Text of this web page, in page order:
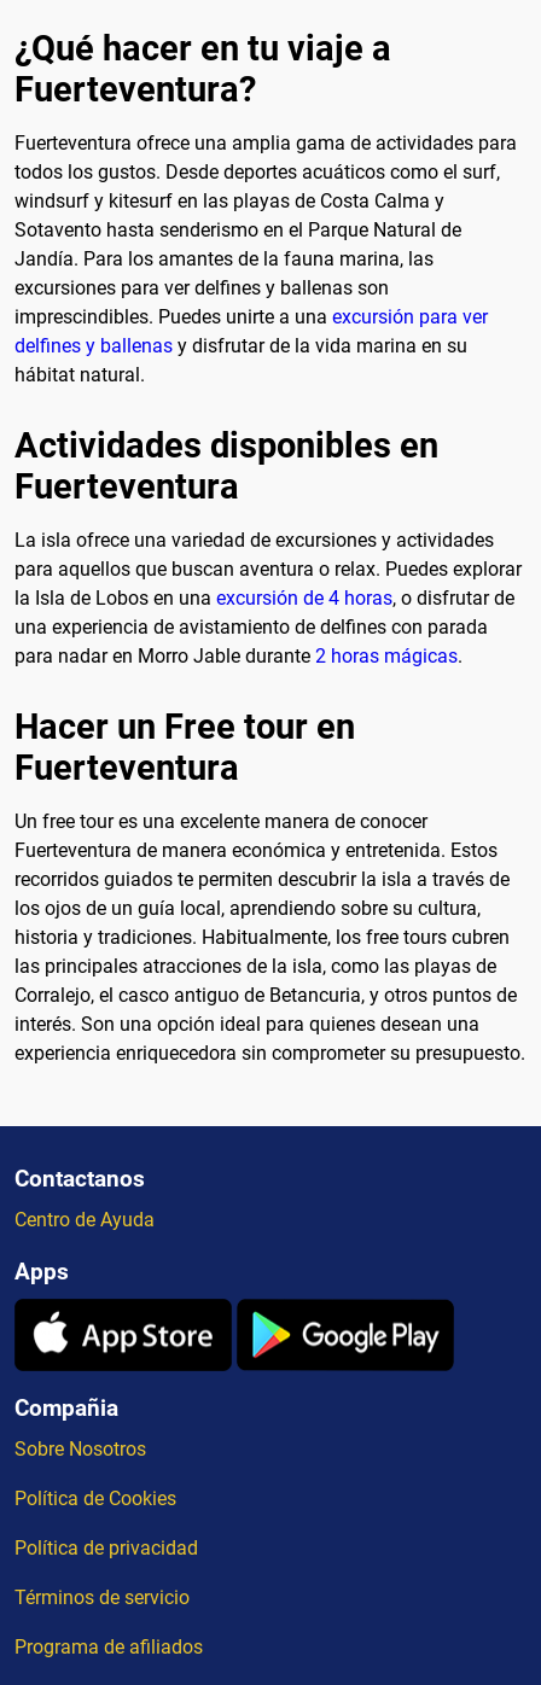
¿Qué hacer en tu viaje a
Fuerteventura?
Fuerteventura ofrece una amplia gama de actividades para
todos los gustos. Desde deportes acuáticos como el surf,
windsurf y kitesurf en las playas de Costa Calma y
Sotavento hasta senderismo en el Parque Natural de
Jandía. Para los amantes de la fauna marina, las
excursiones para ver delfines y ballenas son
imprescindibles. Puedes unirte a una excursión para ver
delfines y ballenas y disfrutar de la vida marina en su
hábitat natural.
Actividades disponibles en
Fuerteventura
La isla ofrece una variedad de excursiones y actividades
para aquellos que buscan aventura o relax. Puedes explorar
la Isla de Lobos en una excursión de 4 horas, o disfrutar de
una experiencia de avistamiento de delfines con parada
para nadar en Morro Jable durante 2 horas mágicas.
Hacer un Free tour en
Fuerteventura
Un free tour es una excelente manera de conocer
Fuerteventura de manera económica y entretenida. Estos
recorridos guiados te permiten descubrir la isla a través de
los ojos de un guía local, aprendiendo sobre su cultura,
historia y tradiciones. Habitualmente, los free tours cubren
las principales atracciones de la isla, como las playas de
Corralejo, el casco antiguo de Betancuria, y otros puntos de
interés. Son una opción ideal para quienes desean una
experiencia enriquecedora sin comprometer su presupuesto.
Contactanos
Centro de Ayuda
Apps
Compañia
Sobre Nosotros
Política de Cookies
Política de privacidad
Términos de servicio
Programa de afiliados